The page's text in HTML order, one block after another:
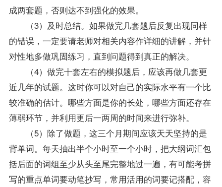
成两套题，否则达不到强化的效果。
（3）及时总结。如果做完几套题后反复出现同样
的错误，一定要请老师对相关内容作详细的讲解，并针
对性地多做巩固练习，直到问题得到真正的解决。
（4）做完十套左右的模拟题后，应该再做几套更
近几年的试题。这时你可以对自己的实际水平有一个比
较准确的估计。哪些方面是你的长处，哪些方面还存在
薄弱环节，并利用更后一两周的时间来进行弥补。
（5）除了做题，这三个月期间应该天天坚持的是
背单词。每天抽出半个小时至一个小时，把大纲词汇包
括后面的词组至少从头至尾完整地过一遍，有可能考拼
写的重点单词要动笔抄写，常用活用的词要记搭配，容